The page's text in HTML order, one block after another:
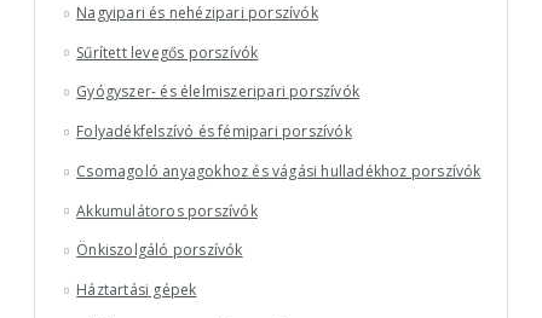
Nagyipari és nehézipari porszívók
Sűrített levegős porszívók
Gyógyszer- és élelmiszeripari porszívók
Folyadékfelszívó és fémipari porszívók
Csomagoló anyagokhoz és vágási hulladékhoz porszívók
Akkumulátoros porszívók
Önkiszolgáló porszívók
Háztartási gépek